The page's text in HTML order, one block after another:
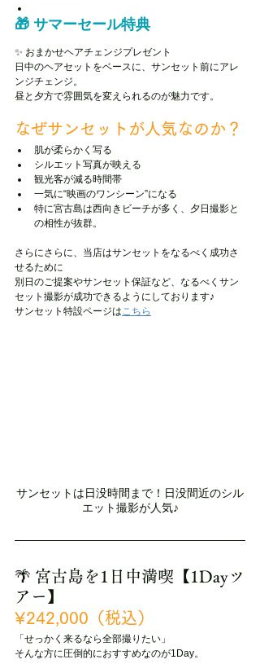
🎁 サマーセール特典
✨ おまかせヘアチェンジプレゼント
日中のヘアセットをベースに、サンセット前にアレ
ンジチェンジ。
昼と夕方で雰囲気を変えられるのが魅力です。
なぜサンセットが人気なのか？
肌が柔らかく写る
シルエット写真が映える
観光客が減る時間帯
一気に“映画のワンシーン”になる
特に宮古島は西向きビーチが多く、夕日撮影と
の相性が抜群。
さらにさらに、当店はサンセットをなるべく成功さ
せるために
別日のご提案やサンセット保証など、なるべくサン
セット撮影が成功できるようにしております♪
サンセット特設ページはこちら
サンセットは日没時間まで！日没間近のシル
エット撮影が人気♪
🌴 宮古島を1日中満喫【1Dayツ
アー】
¥242,000（税込）
「せっかく来るなら全部撮りたい」
そんな方に圧倒的におすすめなのが1Day。